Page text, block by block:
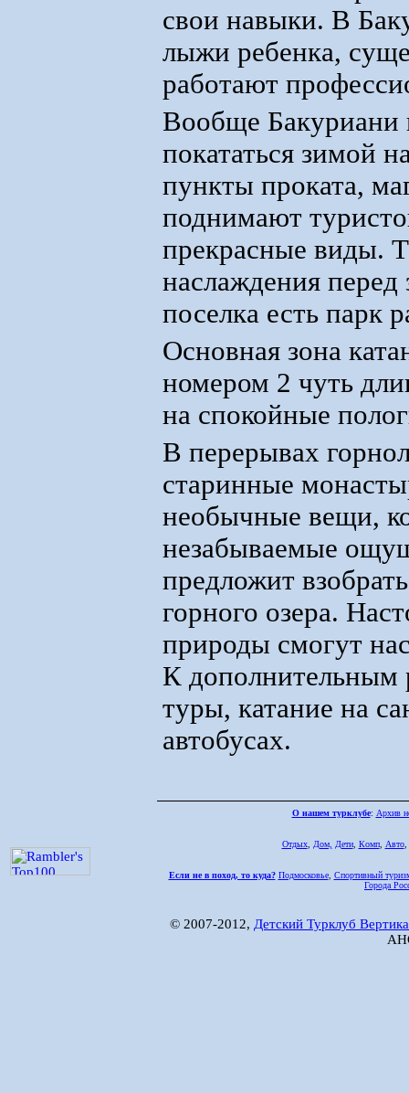
свои навыки. В
лыжи ребенка,
работают
Вообще Бакуриани
покататься зимой
пункты проката,
поднимают
прекрасные виды.
наслаждения
поселка есть парк
Основная зона
номером 2 чуть
на спокойные
В перерывах
старинные
необычные вещи,
незабываемые
предложит
горного озера.
природы смогут
К дополнительным
туры, катание на
автобусах.
О нашем турклубе: Архив
Отдых, Дом, Дети, Комп, Авто,
Если не в поход, то куда? Подмосковье, Спортивный
Города
© 2007-2012, Детский Турклуб